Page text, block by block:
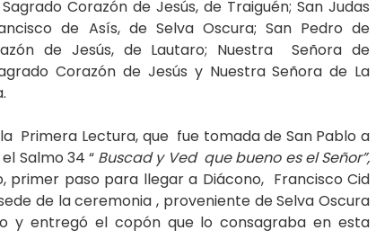
Corazón de Jesús, de Traiguén; San Judas
de Asís, de Selva Oscura; San Pedro de
de Jesús, de Lautaro; Nuestra Señora de
Corazón de Jesús y Nuestra Señora de La
Primera Lectura, que fue tomada de San Pablo a
Salmo 34 “ Buscad y Ved que bueno es el Señor”,
primer paso para llegar a Diácono, Francisco Cid
de la ceremonia , proveniente de Selva Oscura
y entregó el copón que lo consagraba en esta